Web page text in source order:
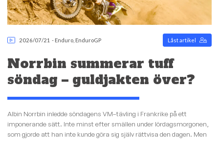
2026/07/21 - Enduro EnduroGP Låst artikel
Norrbin summerar tuff
söndag – guldjakten över?
Albin Norrbin inledde söndagens VM–tävling i Frankrike på ett
imponerande sätt. Inte minst efter smällen under lördagsmorgonen,
som gjorde att han inte kunde göra sig själv rättvisa den dagen. Men